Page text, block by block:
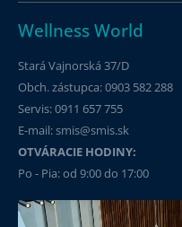
Wellness World
Stará Vajnorská 37/D
Obch. zástupca: 0903 582 288
Servis: 0911 657 755
E-mail: smis@smis.sk
OTVÁRACIE HODINY:
Po - Pia: od 9:00 do 17:00